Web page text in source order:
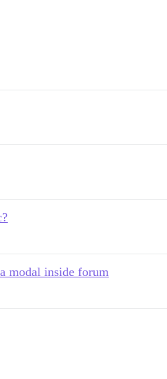
modal inside forum